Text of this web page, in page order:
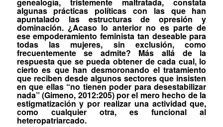
algunas prácticas políticas con las que han
apuntalado las estructuras de opresión y
dominación. ¿Acaso lo anterior no es parte de
ese empoderamiento feminista tan deseable para
todas las mujeres, sin exclusión, como
frecuentemente se admite? Más allá de la
respuesta que se pueda obtener de cada cual, lo
cierto es que han desmoronando el tratamiento
que reciben desde algunos sectores que insisten
en que ellas “no tienen poder para desestabilizar
nada” (Gimeno, 2012:205) por el mero hecho de la
estigmatización y por realizar una actividad que,
como cualquier otra, es funcional al
heteropatriarcado.